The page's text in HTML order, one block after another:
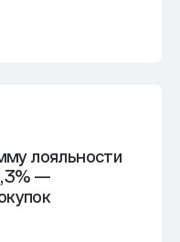
лояльности
—